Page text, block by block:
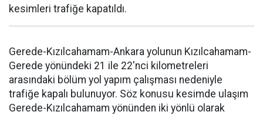
kesimleri trafiğe kapatıldı.
Gerede-Kızılcahamam-Ankara yolunun Kızılcahamam-
Gerede yönündeki 21 ile 22'nci kilometreleri
arasındaki bölüm yol yapım çalışması nedeniyle
trafiğe kapalı bulunuyor. Söz konusu kesimde ulaşım
Gerede-Kızılcahamam yönünden iki yönlü olarak